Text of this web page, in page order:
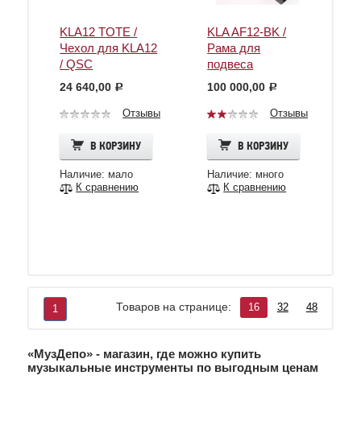
KLA12 TOTE /
Чехол для KLA12
/ QSC
24 640,00 c
Отзывы
В КОРЗИНУ
Наличие: мало
К сравнению
KLA AF12-BK /
Рама для
подвеса
линейного
массива KLA /
QSC
100 000,00 c
Отзывы
В КОРЗИНУ
Наличие: много
К сравнению
Товаров на странице: 16 32 48
1
«МузДепо» - магазин, где можно купить
музыкальные инструменты по выгодным ценам